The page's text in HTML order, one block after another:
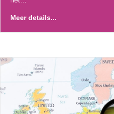
Meer details...